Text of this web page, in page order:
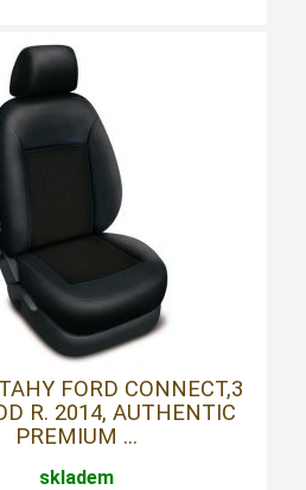
FORD CONNECT,3
R. 2014, AUTHENTIC
PREMIUM ...
skladem